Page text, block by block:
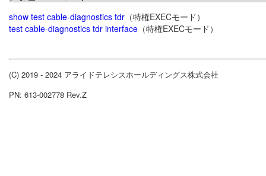
show test cable-diagnostics tdr （特権EXECモード）
test cable-diagnostics tdr interface （特権EXECモード）
(C) 2019 - 2024 アライドテレシスホールディングス株式会社
PN: 613-002778 Rev.Z